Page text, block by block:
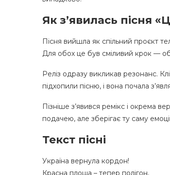
Як з’явилась пісня
Пісня вийшла як спільний проєкт
Для обох це був сміливий крок —
Реліз одразу викликав резонанс.
підхопили пісню, і вона почала
Пізніше з’явився ремікс і окрема
подачею, але зберігає ту саму
Текст пісні
Україна вернула кордон!
Красна площа – тепер полігон,